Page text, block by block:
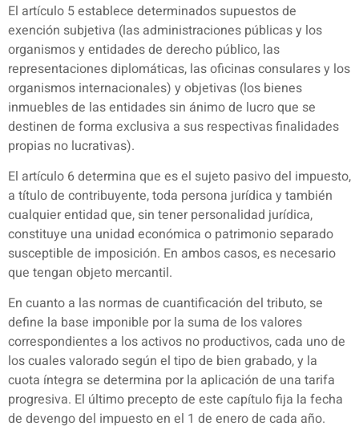
El artículo 5 establece determinados supuestos de
exención subjetiva (las administraciones públicas y los
organismos y entidades de derecho público, las
representaciones diplomáticas, las oficinas consulares y los
organismos internacionales) y objetivas (los bienes
inmuebles de las entidades sin ánimo de lucro que se
destinen de forma exclusiva a sus respectivas finalidades
propias no lucrativas).
El artículo 6 determina que es el sujeto pasivo del impuesto,
a título de contribuyente, toda persona jurídica y también
cualquier entidad que, sin tener personalidad jurídica,
constituye una unidad económica o patrimonio separado
susceptible de imposición. En ambos casos, es necesario
que tengan objeto mercantil.
En cuanto a las normas de cuantificación del tributo, se
define la base imponible por la suma de los valores
correspondientes a los activos no productivos, cada uno de
los cuales valorado según el tipo de bien grabado, y la
cuota íntegra se determina por la aplicación de una tarifa
progresiva. El último precepto de este capítulo fija la fecha
de devengo del impuesto en el 1 de enero de cada año.